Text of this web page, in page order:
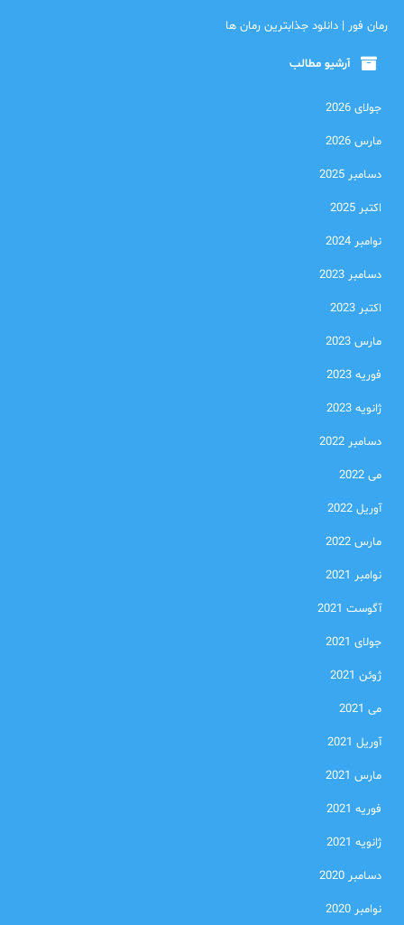
رمان فور | دانلود جذابترین رمان ها
آرشیو مطالب
جولای 2026
مارس 2026
دسامبر 2025
اکتبر 2025
نوامبر 2024
دسامبر 2023
اکتبر 2023
مارس 2023
فوریه 2023
ژانویه 2023
دسامبر 2022
می 2022
آوریل 2022
مارس 2022
نوامبر 2021
آگوست 2021
جولای 2021
ژوئن 2021
می 2021
آوریل 2021
مارس 2021
فوریه 2021
ژانویه 2021
دسامبر 2020
نوامبر 2020